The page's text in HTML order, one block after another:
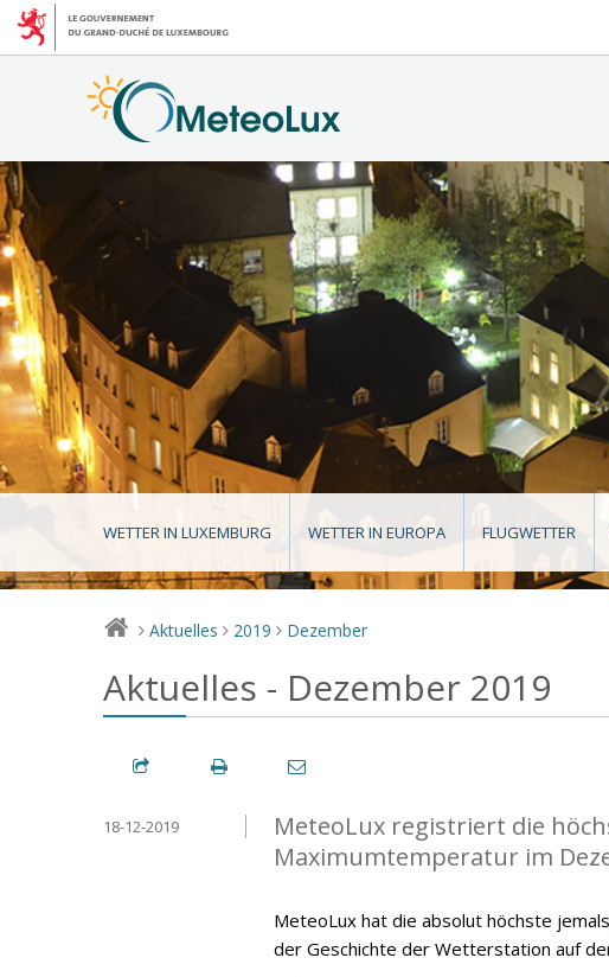
WETTER IN LUXEMBURG WETTER IN EUROPA FLUGWETTER
> Aktuelles > 2019 > Dezember
Aktuelles - Dezember 2019
MeteoLux registriert die
Maximumtemperatur im
18-12-2019
MeteoLux hat die absolut höchste
der Geschichte der Wetterstation auf